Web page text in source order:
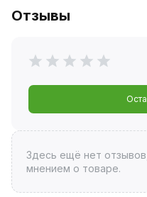
Отзывы
Здесь ещё нет
мнением о товаре.